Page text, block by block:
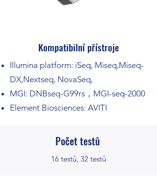
Kompatibilní přístroje
Illumina platform: iSeq, Miseq,Miseq-
DX,Nextseq, NovaSeq,
MGI: DNBseq-G99rs，MGI-seq-2000
Element Biosciences: AVITI
Počet testů
16 testů, 32 testů